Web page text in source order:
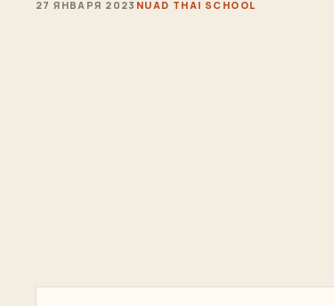
27 ЯНВАРЯ 2023 NUAD THAI SCHOOL